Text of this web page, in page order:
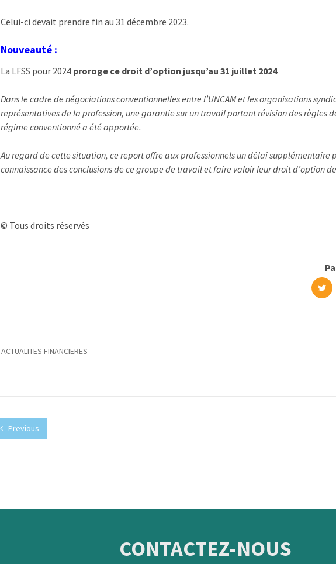
Celui-ci devait prendre fin au 31 décembre 2023.
Nouveauté :
La LFSS pour 2024 proroge ce droit d’option jusqu’au 31 juillet 2024.
Dans le cadre de négociations conventionnelles entre l’UNCAM et les organisations
représentatives de la profession, une garantie sur un travail portant révision des règles
régime conventionné a été apportée.
Au regard de cette situation, ce report offre aux professionnels un délai supplémentaire
connaissance des conclusions de ce groupe de travail et faire valoir leur droit d’option
© Tous droits réservés
ACTUALITES FINANCIERES
Previous
CONTACTEZ-NOUS